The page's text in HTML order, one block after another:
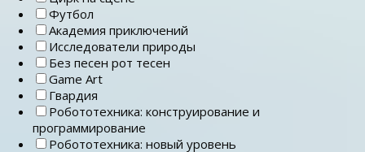
Футбол
Академия приключений
Исследователи природы
Без песен рот тесен
Game Art
Гвардия
Робототехника: конструирование и
программирование
Робототехника: новый уровень